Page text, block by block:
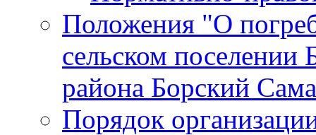
Положения "О
сельском поселении
района Борский
Порядок